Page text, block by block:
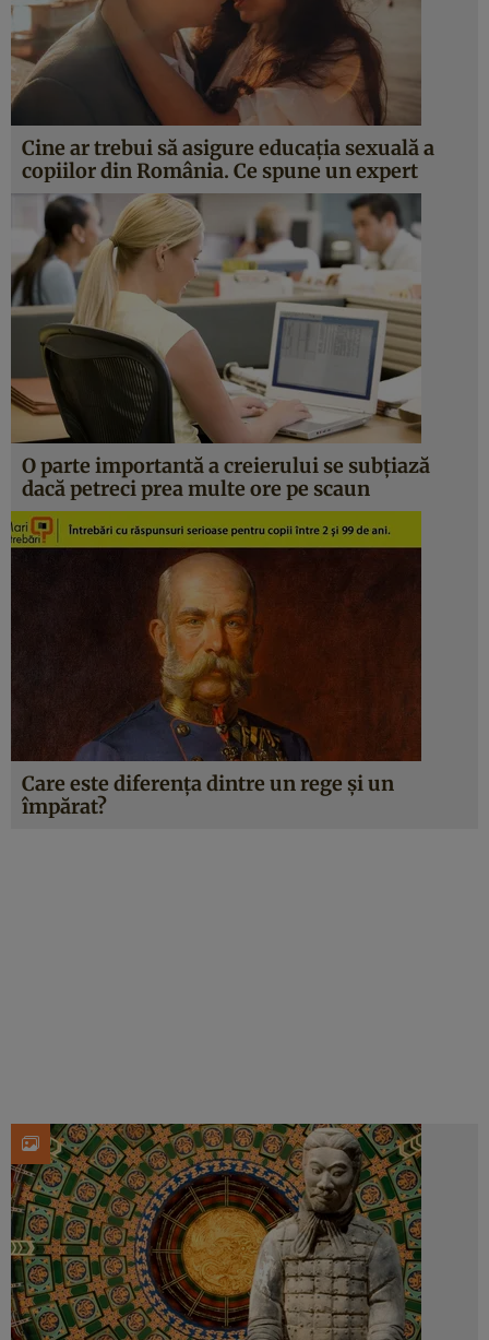
Cine ar trebui să asigure educaţia sexuală a
copiilor din România. Ce spune un expert
O parte importantă a creierului se subţiază
dacă petreci prea multe ore pe scaun
Care este diferenţa dintre un rege şi un
împărat?